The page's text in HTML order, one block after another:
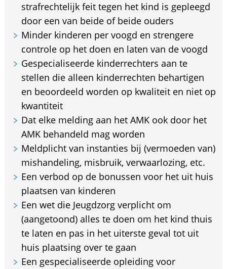
strafrechtelijk feit tegen het kind is gepleegd
door een van beide of beide ouders
Minder kinderen per voogd en strengere
controle op het doen en laten van de voogd
Gespecialiseerde kinderrechters aan te
stellen die alleen kinderrechten behartigen
en beoordeeld worden op kwaliteit en niet op
kwantiteit
Dat elke melding aan het AMK ook door het
AMK behandeld mag worden
Meldplicht van instanties bij (vermoeden van)
mishandeling, misbruik, verwaarlozing, etc.
Een verbod op de bonussen voor het uit huis
plaatsen van kinderen
Een wet die Jeugdzorg verplicht om
(aangetoond) alles te doen om het kind thuis
te laten en pas in het uiterste geval tot uit
huis plaatsing over te gaan
Een gespecialiseerde opleiding voor